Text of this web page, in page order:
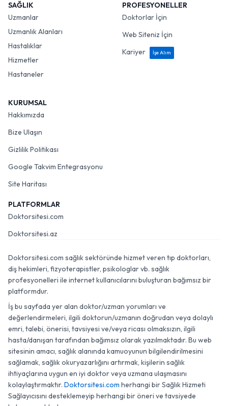
SAĞLIK
Uzmanlar
Uzmanlık Alanları
Hastalıklar
Hizmetler
Hastaneler
PROFESYONELLER
Doktorlar İçin
Web Siteniz İçin
Kariyer
İşe Alım
KURUMSAL
Hakkımızda
Bize Ulaşın
Gizlilik Politikası
Google Takvim Entegrasyonu
Site Haritası
PLATFORMLAR
Doktorsitesi.com
Doktorsitesi.az
Doktorsitesi.com sağlık sektöründe hizmet veren tıp doktorları,
diş hekimleri, fizyoterapistler, psikologlar vb. sağlık
profesyonelleri ile internet kullanıcılarını buluşturan bağımsız bir
platformdur.
İş bu sayfada yer alan doktor/uzman yorumları ve
değerlendirmeleri, ilgili doktorun/uzmanın doğrudan veya dolaylı
emri, talebi, önerisi, tavsiyesi ve/veya ricası olmaksızın, ilgili
hasta/danışan tarafından bağımsız olarak yazılmaktadır. Bu web
sitesinin amacı, sağlık alanında kamuoyunun bilgilendirilmesini
sağlamak, sağlık okuryazarlığını artırmak, kişilerin sağlık
ihtiyaçlarına uygun en iyi doktor veya uzmana ulaşmasını
kolaylaştırmaktır. Doktorsitesi.com herhangi bir Sağlık Hizmeti
Sağlayıcısını desteklemeyip herhangi bir öneri ve tavsiyede